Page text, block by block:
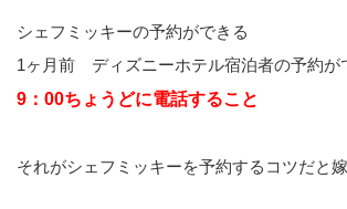
シェフミッキーの予約ができる
1ヶ月前 ディズニーホテル宿泊者の予約が
9：00ちょうどに電話すること
それがシェフミッキーを予約するコツだと嫁